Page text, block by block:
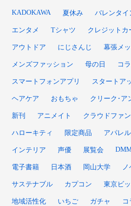
KADOKAWA 夏休み バレンタイ
エンタメ Tシャツ クレジットカ
アウトドア にじさんじ 幕張メ
メンズファッション 母の日 コ
スマートフォンアプリ スタートア
ヘアケア おもちゃ クリーク･ア
新刊 アニメイト クラウドファ
ハローキティ 限定商品 アパレル
インテリア 声優 展覧会
電子書籍 日本酒 岡山大学
サステナブル カプコン 東京ビ
地域活性化 いちご ガチャ